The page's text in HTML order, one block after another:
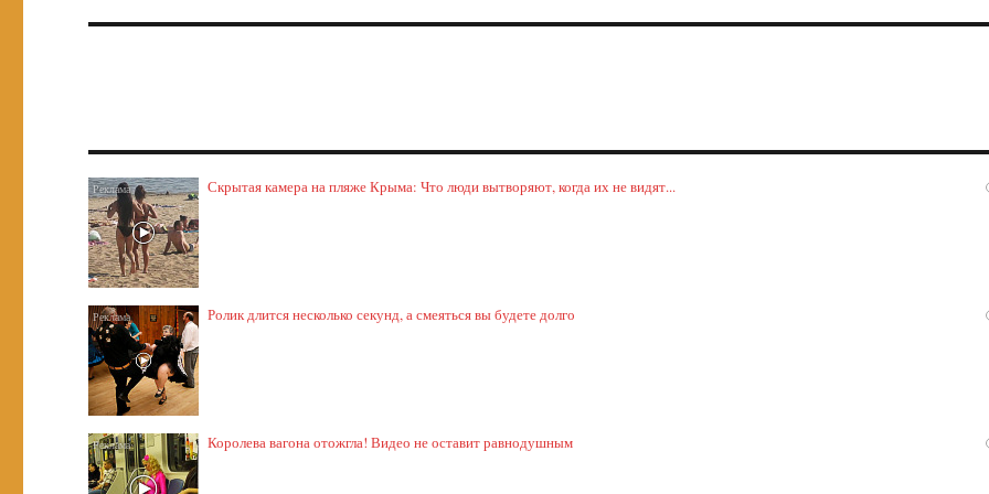
Скрытая камера на пляже Крыма: Что люди вытворяют, когда их не видят...
Ролик длится несколько секунд, а смеяться вы будете долго
Королева вагона отожгла! Видео не оставит равнодушным